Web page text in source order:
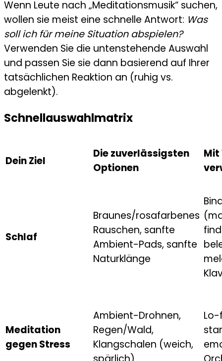
Wenn Leute nach „Meditationsmusik“ suchen,
wollen sie meist eine schnelle Antwort: Was
soll ich für meine Situation abspielen?
Verwenden Sie die untenstehende Auswahl
und passen Sie sie dann basierend auf Ihrer
tatsächlichen Reaktion an (ruhig vs.
abgelenkt).
Schnellauswahlmatrix
Dein Ziel
Die zuverlässigsten
Optionen
Mit
Schlaf
Braunes/rosafarbenes
Rauschen, sanfte
Ambient-Pads, sanfte
Naturklänge
Meditation
gegen Stress
Ambient-Drohnen,
Regen/Wald,
Klangschalen (weich,